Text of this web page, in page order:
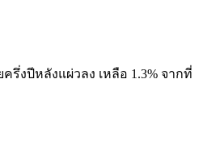
รึ่งปีหลังแผ่วลง เหลือ 1.3% จากที่